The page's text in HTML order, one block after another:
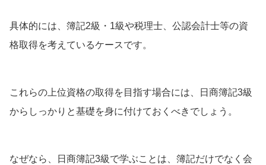
具体的には、簿記2級・1級や税理士、公認会計士等の資
格取得を考えているケースです。
これらの上位資格の取得を目指す場合には、日商簿記3級
からしっかりと基礎を身に付けておくべきでしょう。
なぜなら、日商簿記3級で学ぶことは、簿記だけでなく会